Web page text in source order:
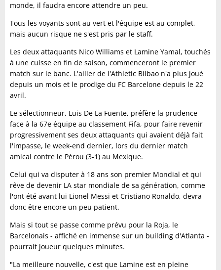
monde, il faudra encore attendre un peu.
Tous les voyants sont au vert et l'équipe est au complet,
mais aucun risque ne s'est pris par le staff.
Les deux attaquants Nico Williams et Lamine Yamal, touchés
à une cuisse en fin de saison, commenceront le premier
match sur le banc. L'ailier de l'Athletic Bilbao n'a plus joué
depuis un mois et le prodige du FC Barcelone depuis le 22
avril.
Le sélectionneur, Luis De La Fuente, préfère la prudence
face à la 67e équipe au classement Fifa, pour faire revenir
progressivement ses deux attaquants qui avaient déjà fait
l'impasse, le week-end dernier, lors du dernier match
amical contre le Pérou (3-1) au Mexique.
Celui qui va disputer à 18 ans son premier Mondial et qui
rêve de devenir LA star mondiale de sa génération, comme
l'ont été avant lui Lionel Messi et Cristiano Ronaldo, devra
donc être encore un peu patient.
Mais si tout se passe comme prévu pour la Roja, le
Barcelonais - affiché en immense sur un building d'Atlanta -
pourrait joueur quelques minutes.
"La meilleure nouvelle, c'est que Lamine est en pleine